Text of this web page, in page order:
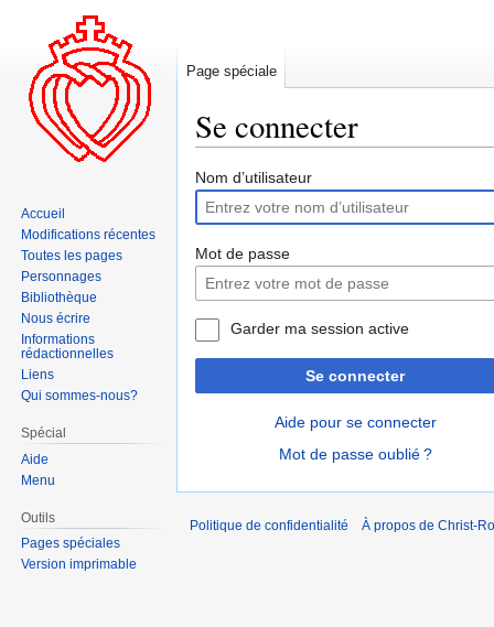
Se connecter
Aller
la
navigation
Aller
la
recherche
Nom d’utilisateur
Mot de passe
Garder ma session active
Se connecter
Aide pour se connecter
Mot de passe oublié ?
Page spéciale
Accueil
Modifications récentes
Toutes les pages
Personnages
Bibliothèque
Nous écrire
Informations
rédactionnelles
Liens
Qui sommes-nous?
Spécial
Aide
Menu
Outils
Pages spéciales
Version imprimable
Politique de confidentialité À propos de Christ-